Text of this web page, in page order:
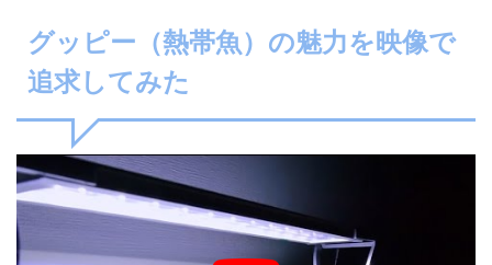
グッピー（熱帯魚）の魅力を映像で
追求してみた